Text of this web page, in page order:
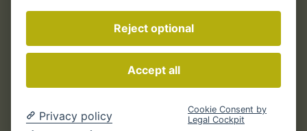
Zum Widerrufsformular
Reject optional
Accept all
Privacy policy
Cookie Consent by
Legal Cockpit